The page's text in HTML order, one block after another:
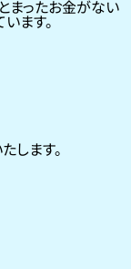
まったお金がない
ます。
します。